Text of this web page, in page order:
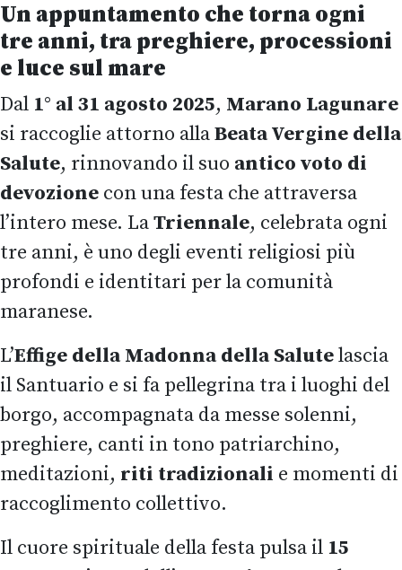
Un appuntamento che torna ogni
tre anni, tra preghiere, processioni
e luce sul mare
Dal 1° al 31 agosto 2025, Marano Lagunare
si raccoglie attorno allaBeata Vergine della
Salute, rinnovando il suo antico voto di
devozione con una festa che attraversa
l’intero mese. LaTriennale, celebrata ogni
tre anni, è uno degli eventi religiosi più
profondi e identitari per la comunità
maranese.
L’Effige della Madonna della Salutelascia
il Santuario e si fa pellegrina tra i luoghi del
borgo, accompagnata da messe solenni,
preghiere, canti in tono patriarchino,
meditazioni, riti tradizionali e momenti di
raccoglimento collettivo.
Il cuore spirituale della festa pulsa il 15